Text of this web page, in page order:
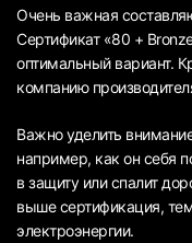
Очень важная
Сертификат «80 +
оптимальный вариант.
компанию
Важно уделить
например, как он себя
в защиту или спалит
выше сертификация,
электроэнергии.